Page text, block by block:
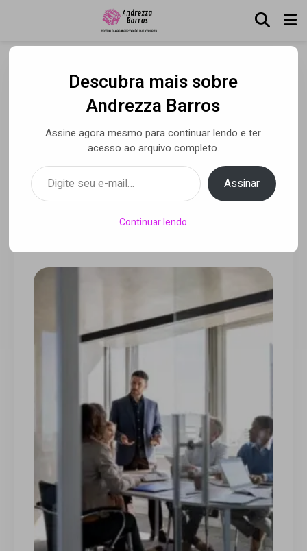
Quando migrar de MEI ou
Simples Nacional: por que,
em alguns casos, pagar
mais imposto gera mais
lucro
Descubra mais sobre
Andrezza Barros
Assine agora mesmo para continuar lendo e ter
acesso ao arquivo completo.
Digite seu e-mail…
Assinar
Continuar lendo